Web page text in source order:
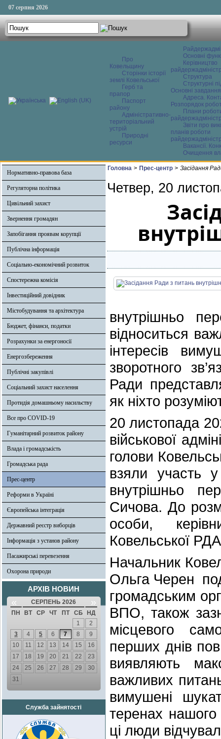
07 серпня 2026
Про
Ковельщину
Сторінки історії
землі Ковельської
Герб та
прапор
Паспорт
району
Адміністративно-
територіальний
устрій
Природні
ресурси
Основні
Керівництво
Структура
Структурні
Основні завдання
Адреса.
Розпорядок
Плани
Звіти про
планів роботи
Вакансії.
Очищення
Нормативно-правова база
Регуляторна політика
Цивільний захист
Звернення громадян
Запобігання проявам корупції
Публічна інформація
Соціально-економічний розвиток
Спостережна комісія
Інвестиційний довідник
Містобудування та архітектура
Бюджет, фінанси, податки
Розрахунки за енергоносії
Енергозбереження
Публічні закупівлі
Соціальний захист населення
Протидія домашньому насильству
Все про COVID-19
Гуманітарний розвиток району
Влада і громадськість
Громадська рада
Прес-центр
Реформи в Україні
Європейська інтеграція
Державний реєстр виборців
Інформація з установ району
Пасажирські перевезення
Охорона природи
АРХІВ НОВИН
« СЕРПЕНЬ 2026 »
ПН ВТ СР ЧТ ПТ СБ
НД
1
2
3
4 5 6 7 8
9
10
11 12 13 14 15
16
17
18 19 20 21 22
23
24
25 26 27 28 29
30
31
Служба зайнятості
Головна > Прес-центр > Засідання
Четвер, 20
внутрішньо
відноситься
інтересів
зворотного
Ради
як ніхто
20 листопада
військової
голови
взяли участь
внутрішньо
Сичова. До
особи,
Ковельської
Начальник
Ольга Черен
громадським
ВПО, також
місцевого
перших днів
виявляють
важливих
вимушені
теренах
ці люди